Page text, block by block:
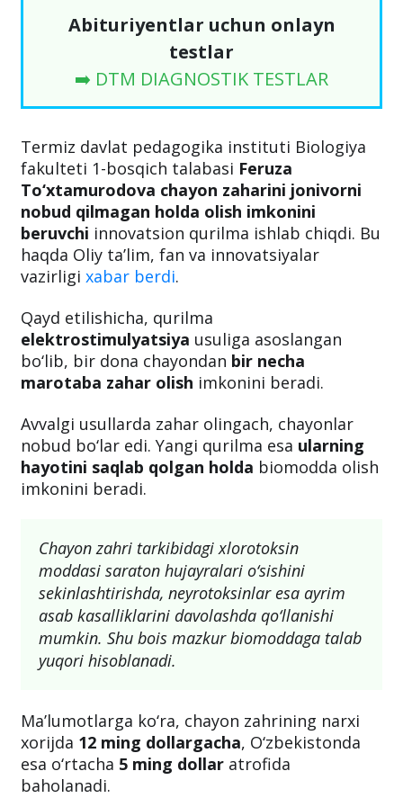
Abituriyentlar uchun onlayn
testlar
➡️ DTM DIAGNOSTIK TESTLAR
Termiz davlat pedagogika instituti Biologiya
fakulteti 1-bosqich talabasi Feruza
To‘xtamurodova chayon zaharini jonivorni
nobud qilmagan holda olish imkonini
beruvchi innovatsion qurilma ishlab chiqdi. Bu
haqda Oliy ta’lim, fan va innovatsiyalar
vazirligi xabar berdi.
Qayd etilishicha, qurilma
elektrostimulyatsiya usuliga asoslangan
bo‘lib, bir dona chayondan bir necha
marotaba zahar olish imkonini beradi.
Avvalgi usullarda zahar olingach, chayonlar
nobud bo‘lar edi. Yangi qurilma esa ularning
hayotini saqlab qolgan holda biomodda olish
imkonini beradi.
Chayon zahri tarkibidagi xlorotoksin
moddasi saraton hujayralari o‘sishini
sekinlashtirishda, neyrotoksinlar esa ayrim
asab kasalliklarini davolashda qo‘llanishi
mumkin. Shu bois mazkur biomoddaga talab
yuqori hisoblanadi.
Ma’lumotlarga ko‘ra, chayon zahrining narxi
xorijda 12 ming dollargacha, O‘zbekistonda
esa o‘rtacha 5 ming dollar atrofida
baholanadi.